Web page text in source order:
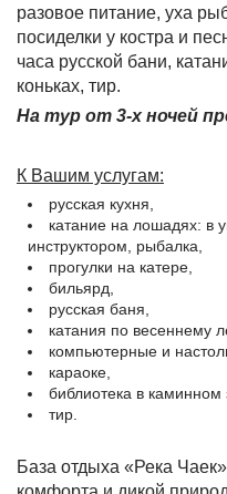
разовое питание, уха
посиделки у костра и
часа русской бани,
коньках, тир.
На тур от 3-х ночей
К Вашим услугам:
русская кухня,
катание на лошадях: в
инструктором, рыбалка,
прогулки на катере,
бильярд,
русская баня,
катания по весеннему
компьютерные и
караоке,
библиотека в каминном
тир.
База отдыха «Река